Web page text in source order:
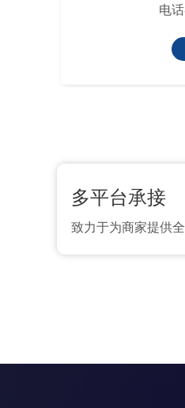
电
多平台承接
致力于为商家提供